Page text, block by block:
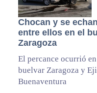
Chocan y se
entre ellos en el
Zaragoza
El percance ocurrió
buelvar Zaragoza y
Buenaventura